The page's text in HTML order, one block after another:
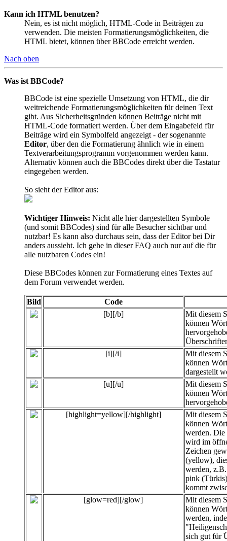
Kann ich HTML benutzen?
Nein, es ist nicht möglich, HTML-Code in Beiträgen zu
verwenden. Die meisten Formatierungsmöglichkeiten, die
HTML bietet, können über BBCode erreicht werden.
Nach oben
Was ist BBCode?
BBCode ist eine spezielle Umsetzung von HTML, die dir
weitreichende Formatierungsmöglichkeiten für deinen Text
gibt. Aus Sicherheitsgründen können Beiträge nicht mit
HTML-Code formatiert werden. Über dem Eingabefeld für
Beiträge wird ein Symbolfeld angezeigt - der sogenannte
Editor, über den die Formatierung ähnlich wie in einem
Textverarbeitungsprogramm vorgenommen werden kann.
Alternativ können auch die BBCodes direkt über die Tastatur
eingegeben werden.
So sieht der Editor aus:
Wichtiger Hinweis: Nicht alle hier dargestellten Symbole
(und somit BBCodes) sind für alle Besucher sichtbar und
nutzbar! Es kann also durchaus sein, dass der Editor bei Dir
anders aussieht. Ich gehe in dieser FAQ auch nur auf die für
alle nutzbaren Codes ein!
Diese BBCodes können zur Formatierung eines Textes auf
dem Forum verwendet werden.
Bild
Code
[b][/b]
Mit diesem
können
[i][/i]
Mit diesem
können
dargestellt
[u][/u]
Mit diesem
können
[highlight=yellow][/highlight]
Mit diesem
können
werden. Die
wird im
Zeichen
(yellow),
werden,
pink
kommt
[glow=red][/glow]
Mit diesem
können
werden,
sich gut für